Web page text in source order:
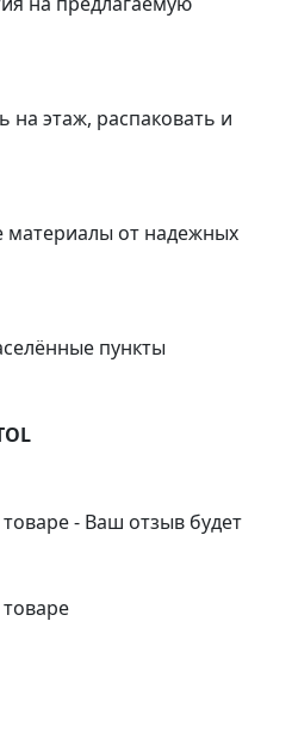
этаж, распаковать и
материалы от надежных
пункты
- Ваш отзыв будет